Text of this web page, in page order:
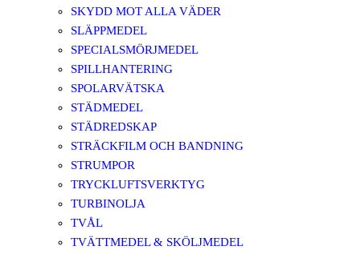
SKYDD MOT ALLA VÄDER
SLÄPPMEDEL
SPECIALSMÖRJMEDEL
SPILLHANTERING
SPOLARVÄTSKA
STÄDMEDEL
STÄDREDSKAP
STRÄCKFILM OCH BANDNING
STRUMPOR
TRYCKLUFTSVERKTYG
TURBINOLJA
TVÅL
TVÄTTMEDEL & SKÖLJMEDEL